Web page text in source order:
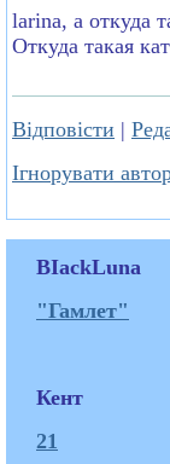
larina, а откуда
Откуда такая
Відповісти |
Ігнорувати
BIackLuna
"Гамлет"
Кент
21